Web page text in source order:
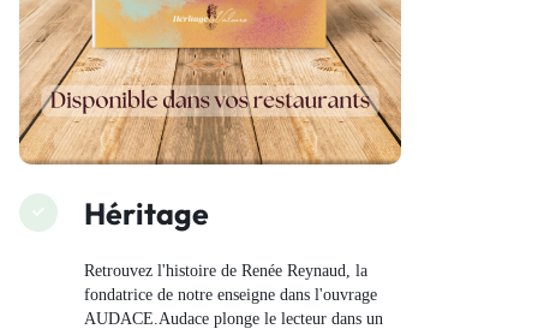
Héritage
Retrouvez l'histoire de Renée Reynaud, la
fondatrice de notre enseigne dans l'ouvrage
AUDACE.Audace plonge le lecteur dans un